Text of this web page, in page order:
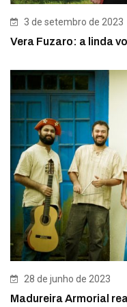
3 de setembro de 2023
Vera Fuzaro: a linda
28 de junho de 2023
Madureira Armorial